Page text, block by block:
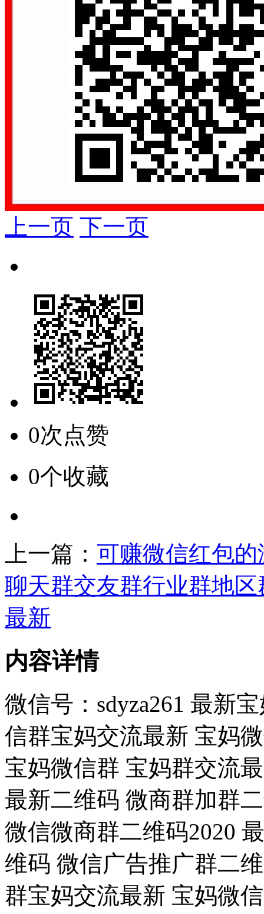
上一页 下一页
0次点赞
0个收藏
上一篇： 可赚微信红包的
聊天群交友群行业群地
最新
内容详情
微信号：sdyza261 最新
信群宝妈交流最新 宝妈
宝妈微信群 宝妈群交流
最新二维码 微商群加群
微信微商群二维码2020
维码 微信广告推广群二
群宝妈交流最新 宝妈微